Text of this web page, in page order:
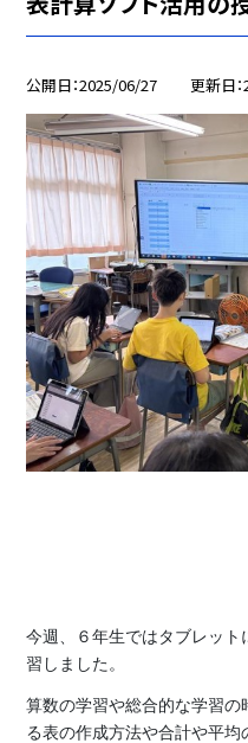
公開日 2025/06/27 更新日
今週、６年生ではタブレッ
習しました。
算数の学習や総合的な学習
る表の作成方法や合計や平均